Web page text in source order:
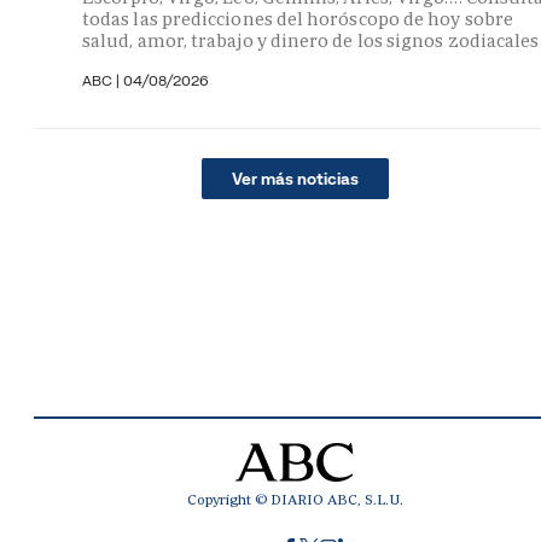
todas las predicciones del horóscopo de hoy sobre
salud, amor, trabajo y dinero de los signos zodiacales
ABC | 04/08/2026
Ver más noticias
Copyright © DIARIO ABC, S.L.U.